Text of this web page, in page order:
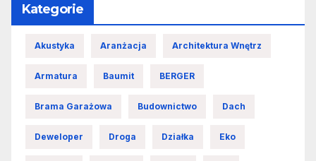
Kategorie
Akustyka Aranżacja Architektura Wnętrz
Armatura Baumit BERGER
Brama Garażowa Budownictwo Dach
Deweloper Droga Działka Eko